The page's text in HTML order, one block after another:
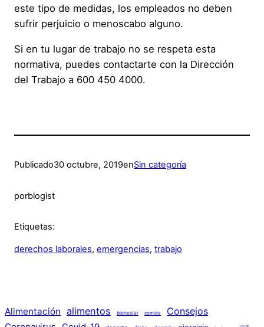
este tipo de medidas, los empleados no deben
sufrir perjuicio o menoscabo alguno.
Si en tu lugar de trabajo no se respeta esta
normativa, puedes contactarte con la Dirección
del Trabajo a 600 450 4000.
Publicado30 octubre, 2019enSin categoría
porblogist
Etiquetas:
derechos laborales, emergencias, trabajo
Alimentación alimentos bienestar comida Consejos